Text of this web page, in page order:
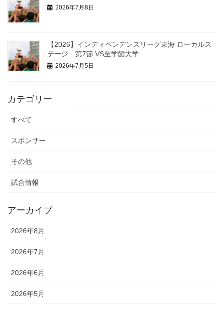
2026年7月8日
【2026】インディペンデンスリーグ東海 ローカルス
テージ 第7節 VS至学館大学
2026年7月5日
カテゴリー
すべて
スポンサー
その他
試合情報
アーカイブ
2026年8月
2026年7月
2026年6月
2026年5月